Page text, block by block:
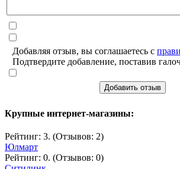
Добавляя отзыв, вы соглашаетесь с
Подтвердите добавление, поставив
Добавить отзыв
Крупные интернет-магазины:
Рейтинг: 3. (Отзывов: 2)
Юлмарт
Рейтинг: 0. (Отзывов: 0)